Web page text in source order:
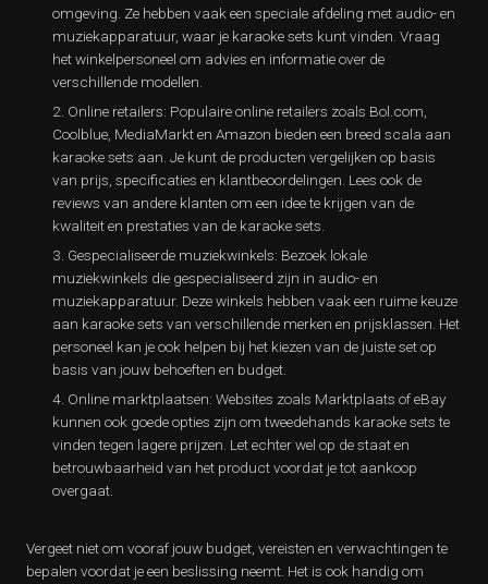
omgeving. Ze hebben vaak een speciale afdeling met audio- en
muziekapparatuur, waar je karaoke sets kunt vinden. Vraag
het winkelpersoneel om advies en informatie over de
verschillende modellen.
Online retailers: Populaire online retailers zoals Bol.com,
Coolblue, MediaMarkt en Amazon bieden een breed scala aan
karaoke sets aan. Je kunt de producten vergelijken op basis
van prijs, specificaties en klantbeoordelingen. Lees ook de
reviews van andere klanten om een idee te krijgen van de
kwaliteit en prestaties van de karaoke sets.
Gespecialiseerde muziekwinkels: Bezoek lokale
muziekwinkels die gespecialiseerd zijn in audio- en
muziekapparatuur. Deze winkels hebben vaak een ruime keuze
aan karaoke sets van verschillende merken en prijsklassen. Het
personeel kan je ook helpen bij het kiezen van de juiste set op
basis van jouw behoeften en budget.
Online marktplaatsen: Websites zoals Marktplaats of eBay
kunnen ook goede opties zijn om tweedehands karaoke sets te
vinden tegen lagere prijzen. Let echter wel op de staat en
betrouwbaarheid van het product voordat je tot aankoop
overgaat.
Vergeet niet om vooraf jouw budget, vereisten en verwachtingen te
bepalen voordat je een beslissing neemt. Het is ook handig om